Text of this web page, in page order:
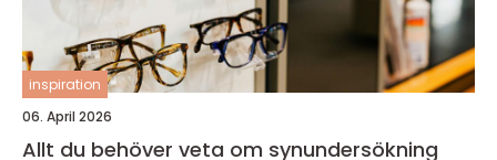
inspiration
06. April 2026
Allt du behöver veta om synundersökning